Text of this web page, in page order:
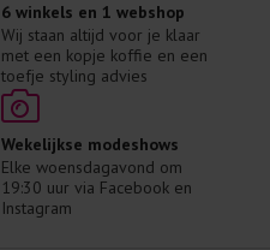
6 winkels en 1 webshop
Wij staan altijd voor je klaar
met een kopje koffie en een
toefje styling advies
Wekelijkse modeshows
Elke woensdagavond om
19:30 uur via Facebook en
Instagram